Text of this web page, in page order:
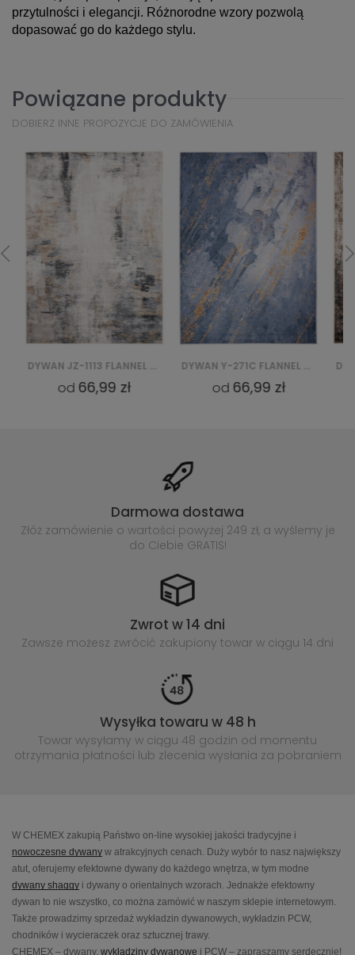
przytulności i elegancji. Różnorodne wzory pozwolą
dopasować go do każdego stylu.
Powiązane produkty
DOBIERZ INNE PROPOZYCJE DO ZAMÓWIENIA
DYWAN JZ-1113 FLANNEL PRINTED
od66,99 zł
DYWAN Y-271C FLANNEL PRINTED
od66,99 zł
Darmowa dostawa
Złóż zamówienie o wartości powyżej 249 zł, a wyślemy je
do Ciebie GRATIS!
Zwrot w 14 dni
Zawsze możesz zwrócić zakupiony towar w ciągu 14 dni
Wysyłka towaru w 48 h
Towar wysyłamy w ciągu 48 godzin od momentu
otrzymania płatności lub zlecenia wysłania za pobraniem
W CHEMEX zakupią Państwo on-line wysokiej jakości tradycyjne i
nowoczesne dywany w atrakcyjnych cenach. Duży wybór to nasz największy
atut, oferujemy efektowne dywany do każdego wnętrza, w tym modne
dywany shaggy i dywany o orientalnych wzorach. Jednakże efektowny
dywan to nie wszystko, co można zamówić w naszym sklepie internetowym.
Także prowadzimy sprzedaż wykładzin dywanowych, wykładzin PCW,
chodników i wycieraczek oraz sztucznej trawy.
CHEMEX – dywany, wykładziny dywanowe i PCW – zapraszamy serdecznie!